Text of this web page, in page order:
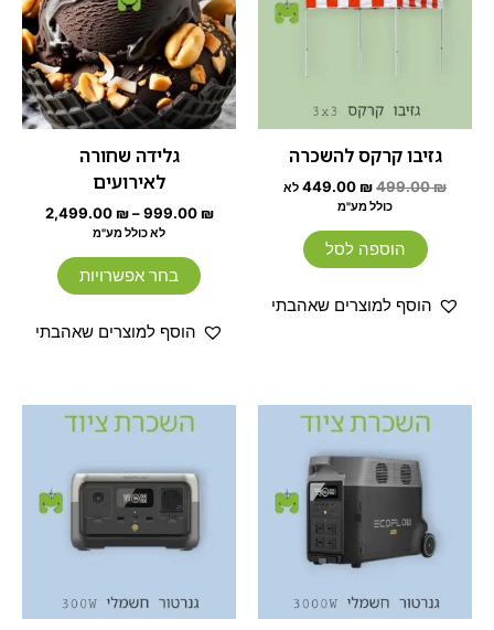
גזיבו קרקס להשכרה
499.00₪
449.00 ₪
לא
כולל מע"מ
הוספה לסל
הוסף למוצרים שאהבתי
גלידה שחורה
לאירועים
999.00 ₪
–
2,499.00 ₪
לא כולל מע"מ
בחר אפשרויות
מספר
סוגים.
ניתן
לבחור
את
הוסף למוצרים שאהבתי
המחיר
המקורי
היה:
399.00 ₪.
המחיר
המחיר
המקורי
199.00 ₪.
המחיר